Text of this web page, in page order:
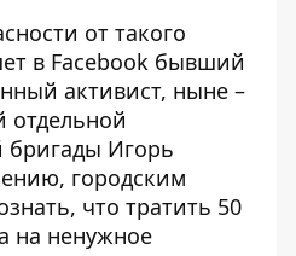
от такого
в Facebook бывший
активист, ныне –
отдельной
бригады Игорь
городским
что тратить 50
на ненужное